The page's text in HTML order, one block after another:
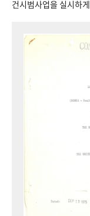
건시범사업을 실시하